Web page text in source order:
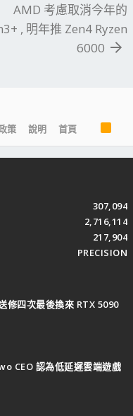
AMD 考慮取消今年的
, 明年推 Zen4 Ryzen
6000
策 說明 首頁
R
S
S
307,094
2,716,114
217,904
PRECISION
修四次最後換來 RTX 5090
CEO 認為低延遲雲端遊戲